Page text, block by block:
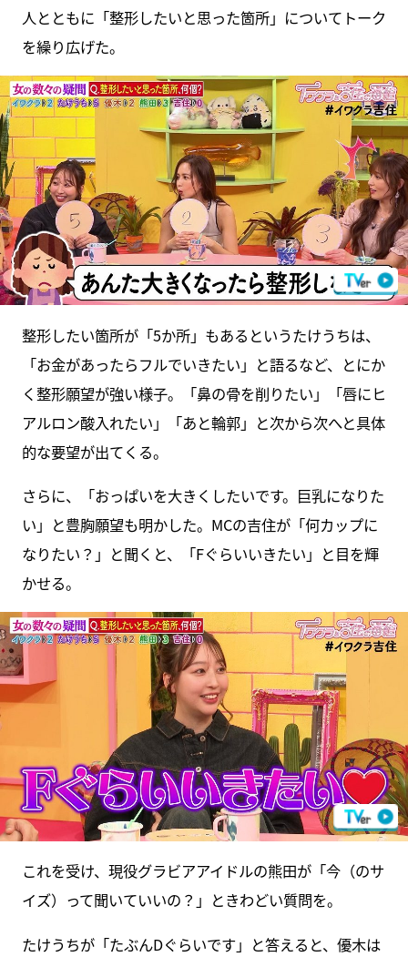
人とともに「整形したいと思った箇所」についてトーク
を繰り広げた。
整形したい箇所が「5か所」もあるというたけうちは、
「お金があったらフルでいきたい」と語るなど、とにか
く整形願望が強い様子。「鼻の骨を削りたい」「唇にヒ
アルロン酸入れたい」「あと輪郭」と次から次へと具体
的な要望が出てくる。
さらに、「おっぱいを大きくしたいです。巨乳になりた
い」と豊胸願望も明かした。MCの吉住が「何カップに
なりたい？」と聞くと、「Fぐらいいきたい」と目を輝
かせる。
これを受け、現役グラビアアイドルの熊田が「今（のサ
イズ）って聞いていいの？」ときわどい質問を。
たけうちが「たぶんDぐらいです」と答えると、優木は